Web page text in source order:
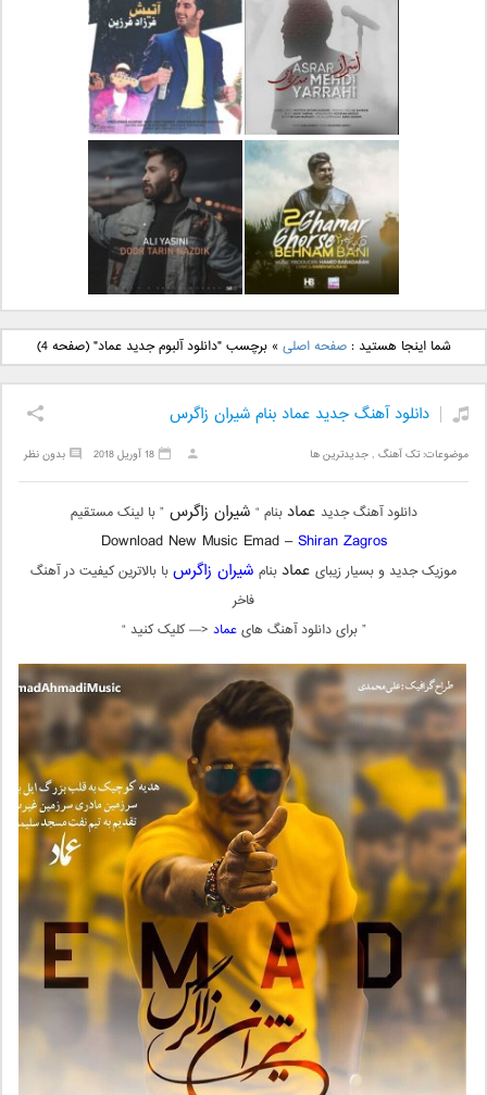
دانلود آهنگ جدید رضا
بهرام بنام نگار
دانلود آهنگ جدید علی
لهراسبی بنام صورت
دانلود آهنگ جدید مهدی
یراحی بنام اسرار
دانلود آهنگ جدید فرزاد
فرزین بنام آتیش
دانلود آهنگ جدید بهنام
بانی بنام قرص قمر 2
دانلود آهنگ جدید علی
یاسینی بنام دورترین نزدیک
شما اینجا هستید :صفحه اصلی »برچسب "دانلود آلبوم جدید عماد"(صفحه 4)
دانلود آهنگ جدید عماد بنام شیران زاگرس
موضوعات:تک آهنگ ,جدیدترین ها بدون نظر 18 آوریل 2018
دانلود آهنگ جدید عماد بنام “ شیران زاگرس” با لینک مستقیم
Download New Music Emad –Shiran Zagros
موزیک جدید و بسیار زیبای عماد بنام شیران زاگرسبا بالاترین کیفیت در آهنگ
فاخر
” برای دانلود آهنگ هایعماد <— کلیک کنید “